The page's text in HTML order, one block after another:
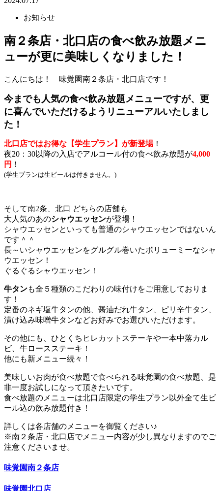
お知らせ
南２条店・北口店の食べ飲み放題メニ
ューが更に美味しくなりました！
こんにちは！ 味覚園南２条店・北口店です！
今までも人気の食べ飲み放題メニューですが、更
に喜んでいただけるようリニューアルいたしまし
た！
北口店ではお得な【学生プラン】が新登場！
夜20：30以降の入店でアルコール付の食べ飲み放題が4,000
円 ！
(学生プランは生ビールは付きません。)
そして南2条、北口 どちらの店舗も
大人気のあのシャウエッセンが登場！
シャウエッセンといっても普通のシャウエッセンではないん
です＾＾
長～いシャウエッセンをグルグル巻いたボリューミーなシャ
ウエッセン！
ぐるぐるシャウエッセン！
牛タンも全５種類のこだわりの味付けをご用意しておりま
す！
定番のネギ塩牛タンの他、醤油だれ牛タン、ピリ辛牛タン、
漬け込み味噌牛タンなどお好みでお選びいただけます。
その他にも、ひとくちヒレカットステーキや一本中落カル
ビ、牛ロースステーキ！
他にも新メニュー続々！
美味しいお肉が食べ放題で食べられる味覚園の食べ放題、是
非一度お試しになって頂きたいです。
食べ放題のメニューは北口店限定の学生プラン以外全て生ビ
ール込の飲み放題付き！
詳しくは各店舗のメニューを御覧ください♪
※南２条店・北口店でメニュー内容が少し異なりますのでご
注意くださいませ。
味覚園南２条店
味覚園北口店